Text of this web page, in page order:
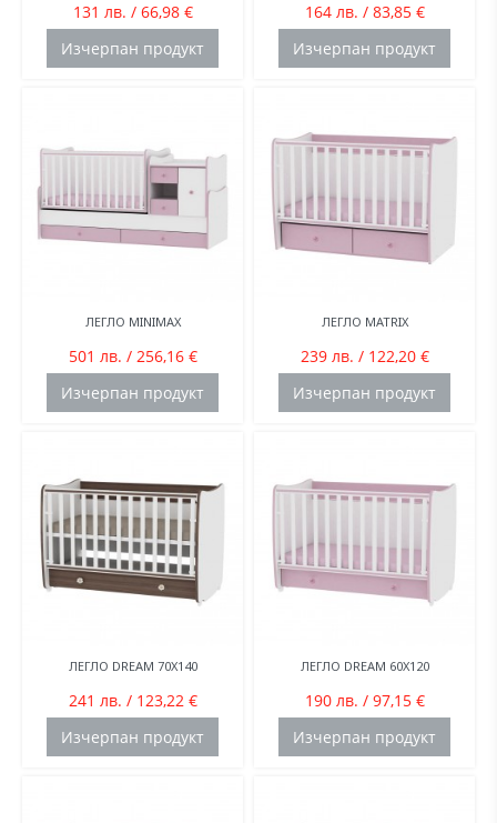
131 лв. / 66,98 €
Изчерпан продукт
164 лв. / 83,85 €
Изчерпан продукт
ЛЕГЛО MINIMAX
501 лв. / 256,16 €
Изчерпан продукт
ЛЕГЛО MATRIX
239 лв. / 122,20 €
Изчерпан продукт
ЛЕГЛО DREAM 70X140
241 лв. / 123,22 €
Изчерпан продукт
ЛЕГЛО DREAM 60X120
190 лв. / 97,15 €
Изчерпан продукт